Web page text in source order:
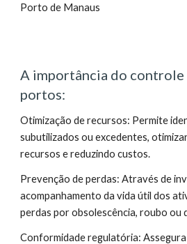
Porto de Manaus
A importância do
portos:
Otimização de recursos: Permite
subutilizados ou excedentes,
recursos e reduzindo custos.
Prevenção de perdas: Através de
acompanhamento da vida útil dos
perdas por obsolescência, roubo ou
Conformidade regulatória: